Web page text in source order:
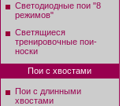
Светодиодные пои "8
режимов"
Светящиеся
тренировочные пои-
носки
Пои с хвостами
Пои с длинными
хвостами